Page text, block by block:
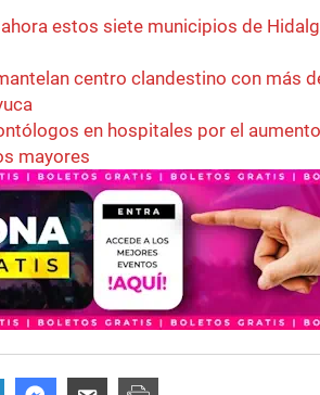
estos siete municipios de
centro clandestino con más
en hospitales por el
mayores